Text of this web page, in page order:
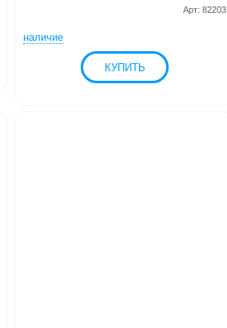
Арт: 82203
наличие